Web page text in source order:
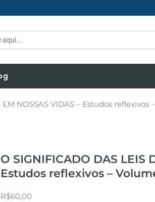
NOSSAS VIDAS – Estudos reflexivos
O SIGNIFICADO DAS LEIS
Estudos reflexivos –
R$60,00